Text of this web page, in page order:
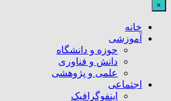
×
خانه
آموزشی
حوزه و دانشگاه
دانش و فناوری
علمی و پژوهشی
اجتماعی
اینفوگرافیک